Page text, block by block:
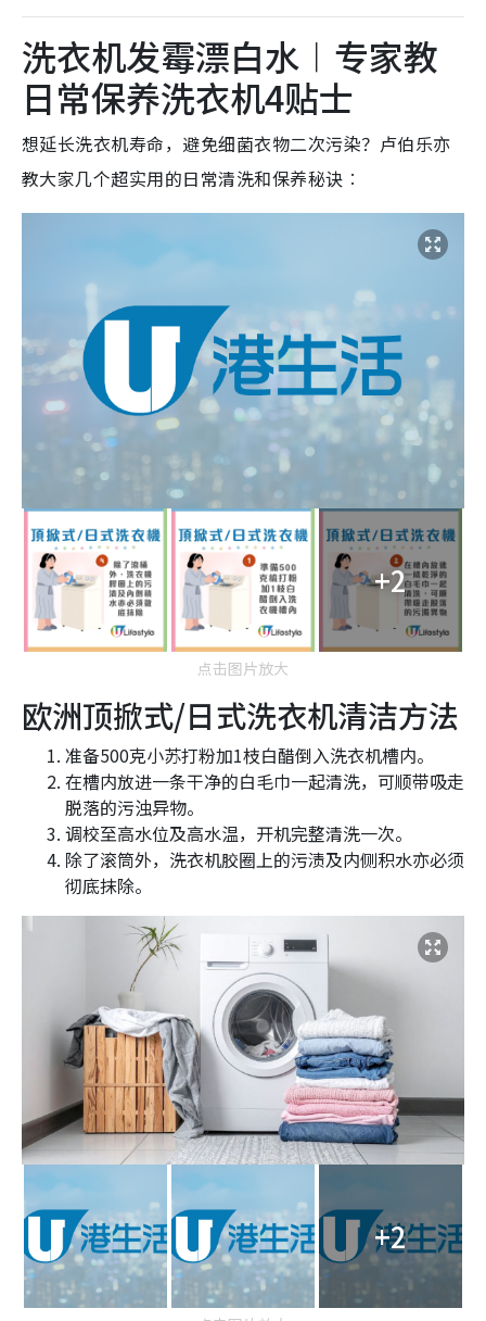
洗衣机发霉漂白水︱专家教
日常保养洗衣机4贴士
想延长洗衣机寿命，避免细菌衣物二次污染？卢伯乐亦
教大家几个超实用的日常清洗和保养秘诀︰
+2
点击图片放大
欧洲顶掀式/日式洗衣机清洁方法
准备500克小苏打粉加1枝白醋倒入洗衣机槽内。
在槽内放进一条干净的白毛巾一起清洗，可顺带吸走
脱落的污浊异物。
调校至高水位及高水温，开机完整清洗一次。
除了滚筒外，洗衣机胶圈上的污渍及内侧积水亦必须
彻底抹除。
+2